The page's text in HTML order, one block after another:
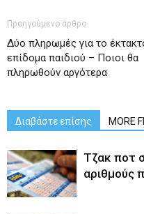
Προηγούμενο άρθρο
Δύο πληρωμές για το
επίδομα παιδιού – Ποιοι θα
πληρωθούν αργότερα
Διαβάστε επίσης MORE
Tζακ ποτ
αριθμούς